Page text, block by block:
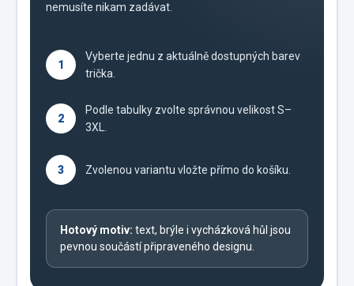
nemusíte nikam zadávat.
1
Vyberte jednu z aktuálně dostupných barev
trička.
2
Podle tabulky zvolte správnou velikost S–
3XL.
3 Zvolenou variantu vložte přímo do košíku.
Hotový motiv: text, brýle i vycházková hůl jsou
pevnou součástí připraveného designu.